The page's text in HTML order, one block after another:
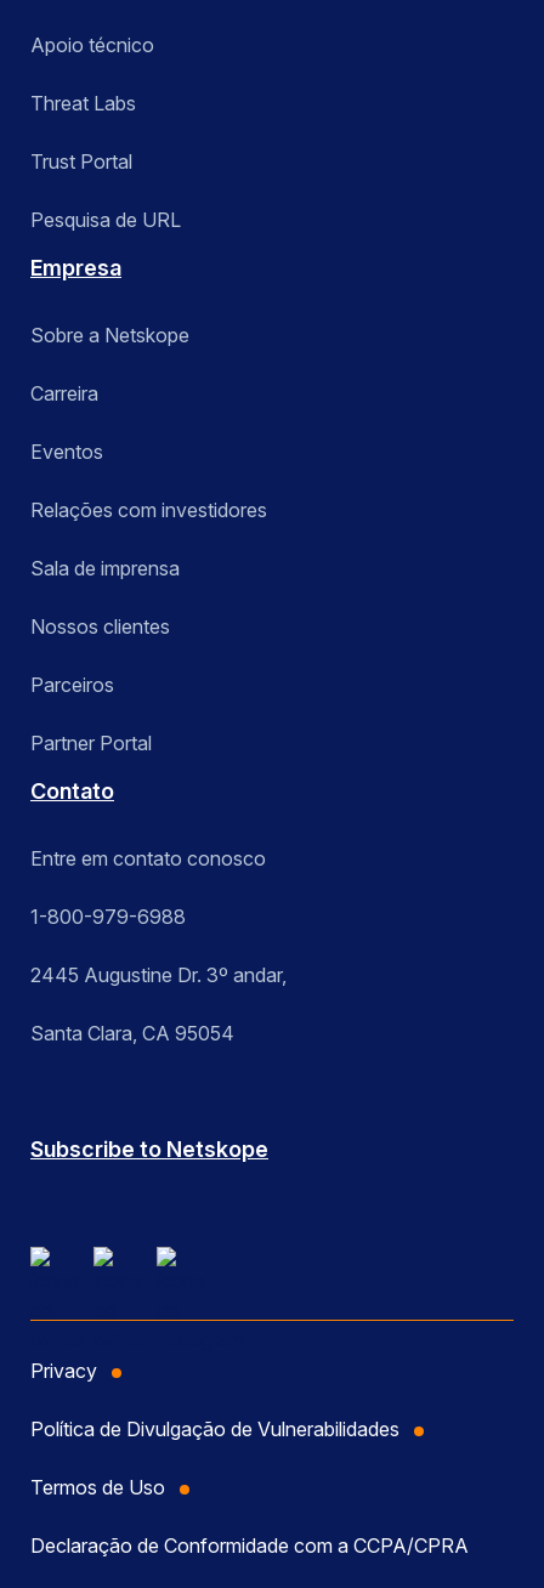
Apoio técnico
Threat Labs
Trust Portal
Pesquisa de URL
Empresa
Sobre a Netskope
Carreira
Eventos
Relações com investidores
Sala de imprensa
Nossos clientes
Parceiros
Partner Portal
Contato
Entre em contato conosco
1-800-979-6988
2445 Augustine Dr. 3º andar,
Santa Clara, CA 95054
Subscribe to Netskope
Privacy
Política de Divulgação de Vulnerabilidades
Termos de Uso
Declaração de Conformidade com a CCPA/CPRA